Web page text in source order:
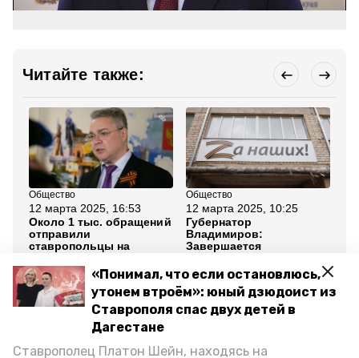
«Понимал, что если остановлюсь,
утонем втроём»: юный дзюдоист из
Ставрополя спас двух детей в
Дагестане
Ставрополец Платон Шейн, находясь на
Читайте также:
Общество
12 марта 2025, 16:53
Около 1 тыс. обращений
отправили
ставропольцы на
губернатора
Общество
12 марта 2025, 10:25
Губернатор
Владимиров:
Завершается
программе «Герои
Ставрополья»
Все новости